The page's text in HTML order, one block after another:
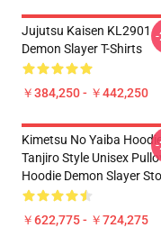
Jujutsu Kaisen KL2901
Demon Slayer T-Shirts
￥384,250 - ￥442,250
Kimetsu No Yaiba
Tanjiro Style Unisex
Hoodie Demon Slayer
￥622,775 - ￥724,275